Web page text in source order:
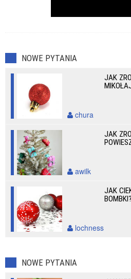
NOWE PYTANIA
JAK
chura
JAK
awilk
JAK
BOMBKI?
lochness
NOWE PYTANIA